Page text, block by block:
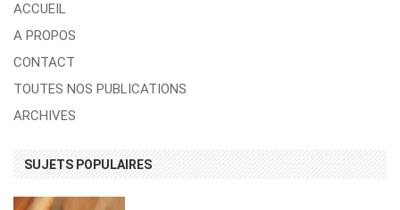
ACCUEIL
A PROPOS
CONTACT
TOUTES NOS PUBLICATIONS
ARCHIVES
SUJETS POPULAIRES